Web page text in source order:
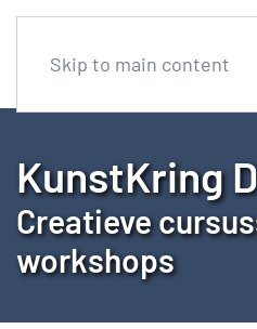
Skip to main content
KunstKring
Creatieve
workshops